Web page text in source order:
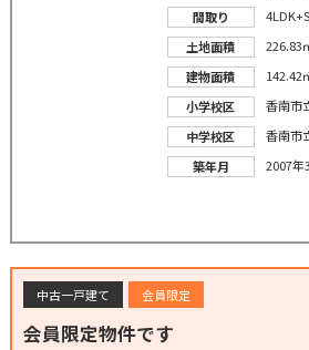
間取り
4LDK+S
土地面積
226.83
建物面積
142.42
小学校区
香南市
中学校区
香南市
築年月
2007年
中古一戸建て 会員限定
会員限定物件です